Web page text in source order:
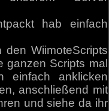
hab einfach
WiimoteScripts
ganzen Scripts mal
einfach anklicken
anschließend mit
und siehe da ihr